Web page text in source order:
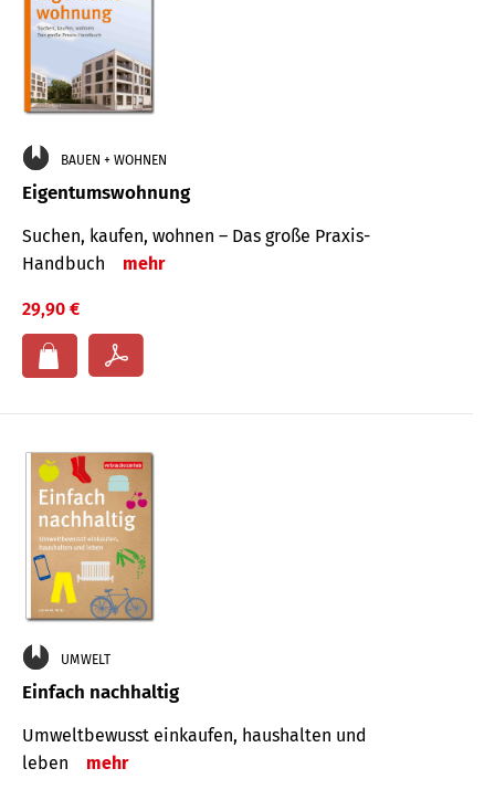
BAUEN + WOHNEN
Eigentumswohnung
Suchen, kaufen, wohnen – Das große Praxis-
Handbuch
mehr
29,90 €
UMWELT
Einfach nachhaltig
Umweltbewusst einkaufen, haushalten und
leben
mehr